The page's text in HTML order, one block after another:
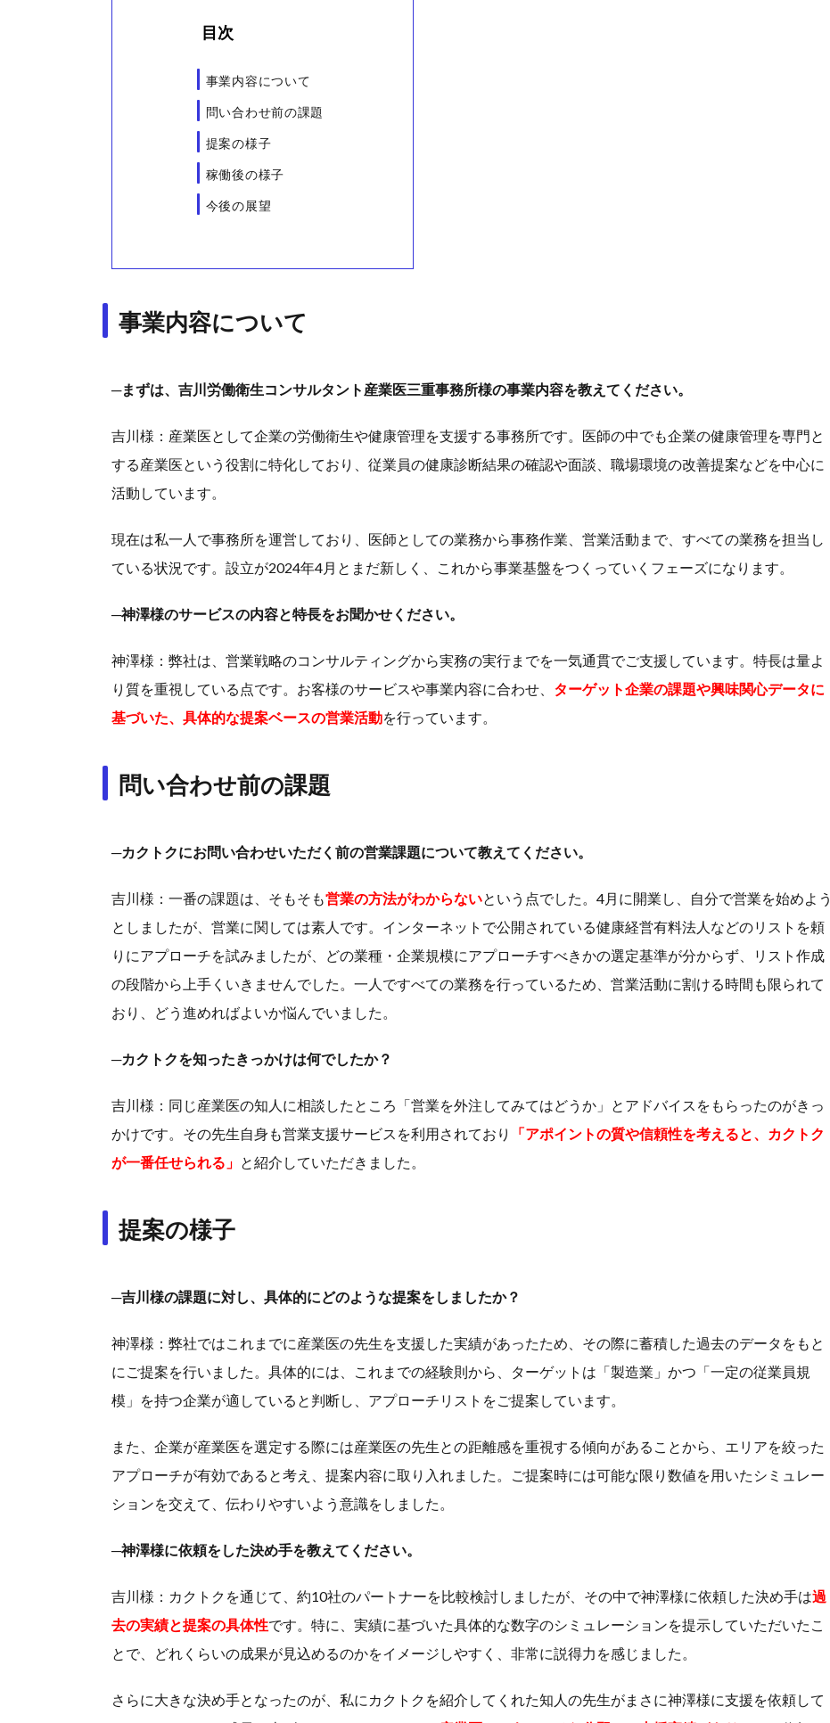
目次
事業内容について
問い合わせ前の課題
提案の様子
稼働後の様子
今後の展望
事業内容について
─まずは、吉川労働衛生コンサルタント産業医三重事務所様の事業内容を教えてください。
吉川様：産業医として企業の労働衛生や健康管理を支援する事務所です。医師の中でも企業の健康管理を専門と
する産業医という役割に特化しており、従業員の健康診断結果の確認や面談、職場環境の改善提案などを中心に
活動しています。
現在は私一人で事務所を運営しており、医師としての業務から事務作業、営業活動まで、すべての業務を担当し
ている状況です。設立が2024年4月とまだ新しく、これから事業基盤をつくっていくフェーズになります。
─神澤様のサービスの内容と特長をお聞かせください。
神澤様：弊社は、営業戦略のコンサルティングから実務の実行までを一気通貫でご支援しています。特長は量よ
り質を重視している点です。お客様のサービスや事業内容に合わせ、 ターゲット企業の課題や興味関心データに
基づいた、具体的な提案ベースの営業活動を行っています。
問い合わせ前の課題
─カクトクにお問い合わせいただく前の営業課題について教えてください。
吉川様：一番の課題は、そもそも営業の方法がわからないという点でした。4月に開業し、自分で営業を始めよう
としましたが、営業に関しては素人です。インターネットで公開されている健康経営有料法人などのリストを頼
りにアプローチを試みましたが、どの業種・企業規模にアプローチすべきかの選定基準が分からず、リスト作成
の段階から上手くいきませんでした。一人ですべての業務を行っているため、営業活動に割ける時間も限られて
おり、どう進めればよいか悩んでいました。
─カクトクを知ったきっかけは何でしたか？
吉川様：同じ産業医の知人に相談したところ「営業を外注してみてはどうか」とアドバイスをもらったのがきっ
かけです。その先生自身も営業支援サービスを利用されており
「アポイントの質や信頼性を考えると、カクトク
が一番任せられる」 と紹介していただきました。
提案の様子
─吉川様の課題に対し、具体的にどのような提案をしましたか？
神澤様：弊社ではこれまでに産業医の先生を支援した実績があったため、その際に蓄積した過去のデータをもと
にご提案を行いました。具体的には、これまでの経験則から、ターゲットは「製造業」かつ「一定の従業員規
模」を持つ企業が適していると判断し、アプローチリストをご提案しています。
また、企業が産業医を選定する際には産業医の先生との距離感を重視する傾向があることから、エリアを絞った
アプローチが有効であると考え、提案内容に取り入れました。ご提案時には可能な限り数値を用いたシミュレー
ションを交えて、伝わりやすいよう意識をしました。
─神澤様に依頼をした決め手を教えてください。
吉川様：カクトクを通じて、約10社のパートナーを比較検討しましたが、その中で神澤様に依頼した決め手は過
去の実績と提案の具体性です。特に、実績に基づいた具体的な数字のシミュレーションを提示していただいたこ
とで、どれくらいの成果が見込めるのかをイメージしやすく、非常に説得力を感じました。
さらに大きな決め手となったのが、私にカクトクを紹介してくれた知人の先生がまさに神澤様に支援を依頼して